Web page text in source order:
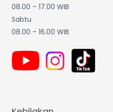
08.00 – 17.00 WIB
Sabtu
08.00 – 16.00 WIB